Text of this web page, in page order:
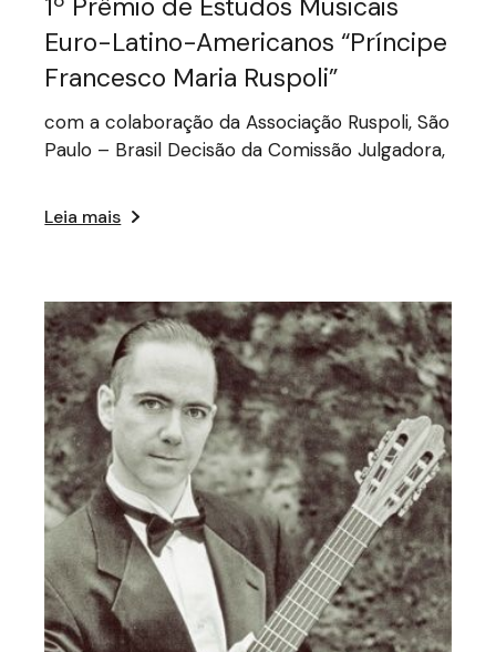
1º Prêmio de Estudos Musicais
Euro-Latino-Americanos “Príncipe
Francesco Maria Ruspoli”
com a colaboração da Associação Ruspoli, São
Paulo – Brasil Decisão da Comissão Julgadora,
Leia mais